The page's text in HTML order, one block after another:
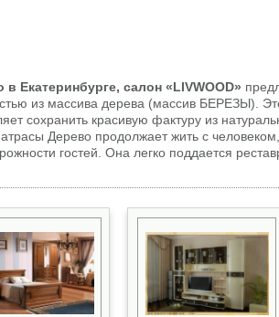
Екатеринбурге, салон «LIVWOOD»
из массива дерева (массив БЕРЕЗЫ).
сохранить красивую фактуру из
Дерево продолжает жить с
гостей. Она легко поддается